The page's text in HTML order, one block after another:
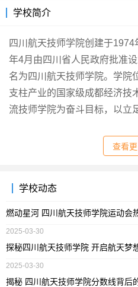
学校简介
四川航天技师学院创建于
年4月由四川省人民政府批准
名为四川航天技师学院。学院
支柱产业的国家级成都经济技
流技师学院为奋斗目标，以立
查看
学校动态
燃动星河 四川航天技师学院运动会
2025-03-30
探秘四川航天技师学院 开启航天梦
2025-03-30
揭秘 四川航天技师学院分数线背后